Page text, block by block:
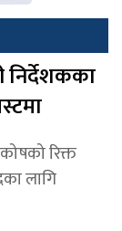
निर्देशकका
रिक्त
लागि